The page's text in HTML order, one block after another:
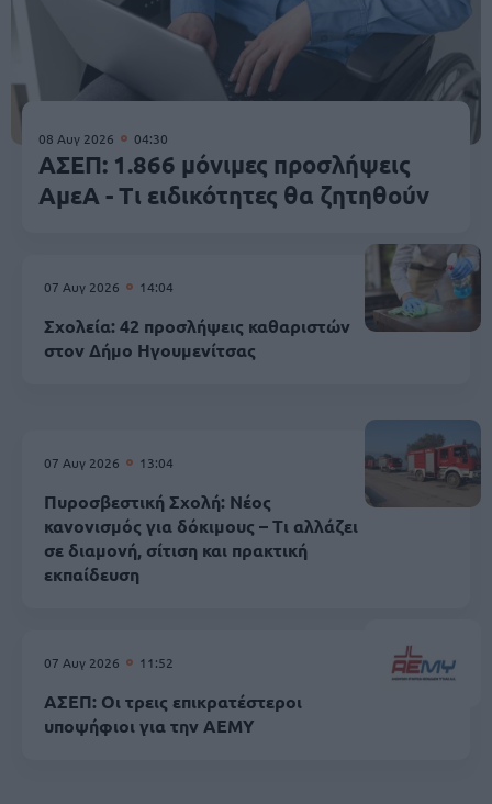
08 Αυγ 2026 04:30
ΑΣΕΠ: 1.866 μόνιμες προσλήψεις
ΑμεΑ - Τι ειδικότητες θα ζητηθούν
07 Αυγ 2026 14:04
Σχολεία: 42 προσλήψεις καθαριστών
στον Δήμο Ηγουμενίτσας
07 Αυγ 2026 13:04
Πυροσβεστική Σχολή: Νέος
κανονισμός για δόκιμους – Τι αλλάζει
σε διαμονή, σίτιση και πρακτική
εκπαίδευση
07 Αυγ 2026 11:52
ΑΣΕΠ: Οι τρεις επικρατέστεροι
υποψήφιοι για την ΑΕΜΥ